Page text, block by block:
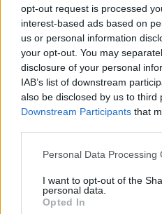
opt-out request is processed
interest-based ads based on
us or personal information
your opt-out. You may
disclosure of your personal
IAB’s list of downstream
also be disclosed by us to third
Downstream Participants that
Personal Data Processing
I want to opt-out of the
personal data.
Opted In
en Streaming ⚽🍿🏀
El deporte no ocurre solo